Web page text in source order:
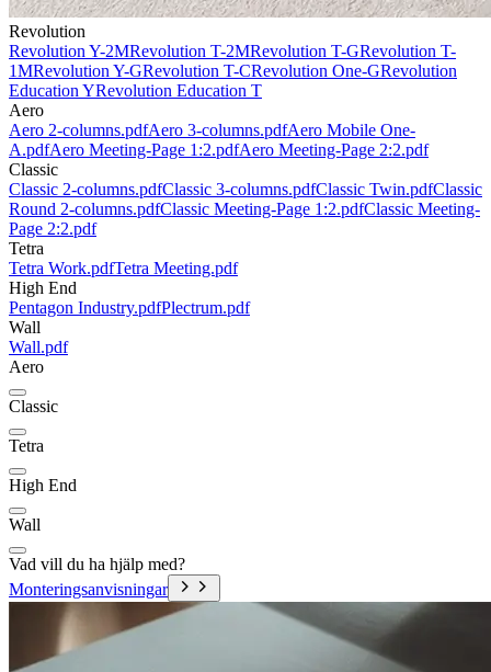
Revolution
Revolution Y-2MRevolution T-2MRevolution T-GRevolution T-
1MRevolution Y-GRevolution T-CRevolution One-GRevolution
Education YRevolution Education T
Aero
Aero 2-columns.pdfAero 3-columns.pdfAero Mobile One-
A.pdfAero Meeting-Page 1:2.pdfAero Meeting-Page 2:2.pdf
Classic
Classic 2-columns.pdfClassic 3-columns.pdfClassic Twin.pdfClassic
Round 2-columns.pdfClassic Meeting-Page 1:2.pdfClassic Meeting-
Page 2:2.pdf
Tetra
Tetra Work.pdfTetra Meeting.pdf
High End
Pentagon Industry.pdfPlectrum.pdf
Wall
Wall.pdf
Aero
Classic
Tetra
High End
Wall
Vad vill du ha hjälp med?
Monteringsanvisningar